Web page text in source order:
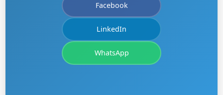
Facebook
LinkedIn
WhatsApp